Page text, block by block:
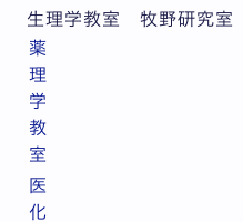
生理学教室 牧野研究室
薬
理
学
教
室
医
化